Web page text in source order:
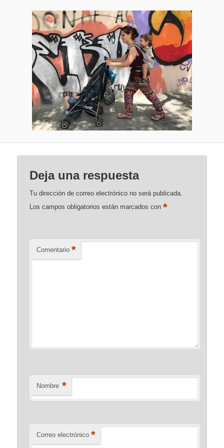
Deja una respuesta
Tu dirección de correo electrónico no será publicada.
Los campos obligatorios están marcados con*
Comentario *
Nombre *
Correo electrónico *